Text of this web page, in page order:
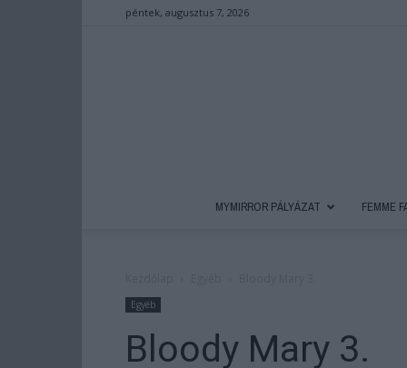
péntek, augusztus 7, 2026
MYMIRROR PÁLYÁZAT FEMME
Egyéb
Bloody Mary 3.